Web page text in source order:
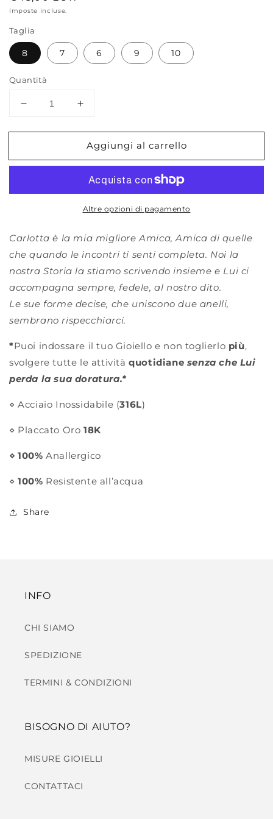
di
listino
Imposte incluse.
Taglia
8 7 6 9 10
Quantità
Diminuisci
per
Aumenta
per
CARLOTTA
Aggiungi al carrello
Altre opzioni di pagamento
Carlotta è la mia migliore Amica, Amica di quelle
che quando le incontri ti senti completa. Noi la
nostra Storia la stiamo scrivendo insieme e Lui ci
accompagna sempre, fedele, al nostro dito.
Le sue forme decise, che uniscono due anelli,
sembrano rispecchiarci.
*Puoi indossare il tuo Gioiello e non toglierlo più,
svolgere tutte le attivitàquotidiane senza che Lui
perda la sua doratura.*
⋄ Acciaio Inossidabile (316L)
⋄ Placcato Oro 18K
⋄ 100%Anallergico
⋄100% Resistente all’acqua
Share
INFO
CHI SIAMO
SPEDIZIONE
TERMINI & CONDIZIONI
BISOGNO DI AIUTO?
MISURE GIOIELLI
CONTATTACI